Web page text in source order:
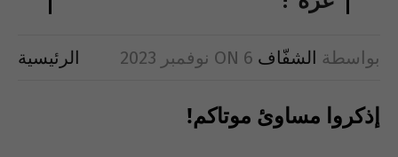
بواسطة الشفّاف ON 6 نوفمبر 2023 الرئيسية
إذكروا مساوئ موتاكم!